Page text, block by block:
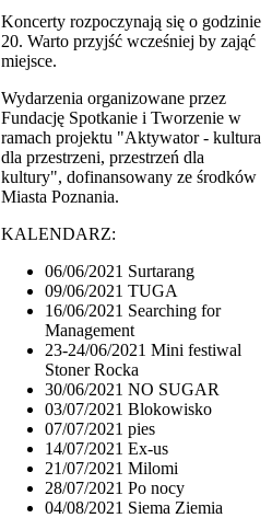
Koncerty rozpoczynają się o godzinie
20. Warto przyjść wcześniej by zająć
miejsce.
Wydarzenia organizowane przez
Fundację Spotkanie i Tworzenie w
ramach projektu "Aktywator - kultura
dla przestrzeni, przestrzeń dla
kultury", dofinansowany ze środków
Miasta Poznania.
KALENDARZ:
06/06/2021 Surtarang
09/06/2021 TUGA
16/06/2021 Searching for
Management
23-24/06/2021 Mini festiwal
Stoner Rocka
30/06/2021 NO SUGAR
03/07/2021 Blokowisko
07/07/2021 pies
14/07/2021 Ex-us
21/07/2021 Milomi
28/07/2021 Po nocy
04/08/2021 Siema Ziemia